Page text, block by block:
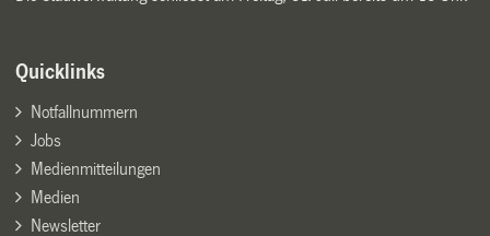
Quicklinks
Notfallnummern
Jobs
Medienmitteilungen
Medien
Newsletter